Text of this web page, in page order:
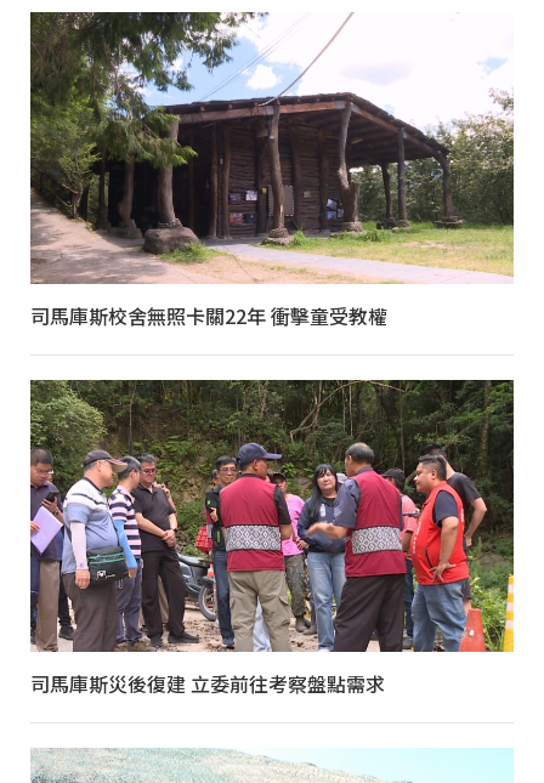
司馬庫斯校舍無照卡關22年 衝擊童受教權
司馬庫斯災後復建 立委前往考察盤點需求